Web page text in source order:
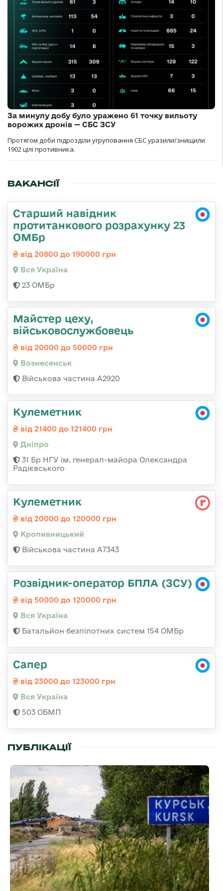
За минулу добу було уражено 61 точку вильоту
ворожих дронів — СБС ЗСУ
Протягом доби підрозділи угруповання СБС уразили/знищили
1902 цілі противника.
ВАКАНСІЇ
Старший навідник
протитанкового розрахунку 23
ОМБр
від 20800 до 190000 грн
Вся Україна
23 ОМБр
Майстер цеху,
військовослужбовець
від 20000 до 50000 грн
Вознесенськ
Військова частина А2920
Кулеметник
від 21400 до 121400 грн
Дніпро
31 Бр НГУ ім. генерал-майора Олександра
Радієвського
Кулеметник
від 20000 до 120000 грн
Кропивницький
Військова частина А7343
Розвідник-оператор БПЛА (ЗСУ)
від 50000 до 120000 грн
Вся Україна
Батальйон безпілотних систем 154 ОМБр
Сапер
від 23000 до 123000 грн
Вся Україна
503 ОБМП
ПУБЛІКАЦІЇ